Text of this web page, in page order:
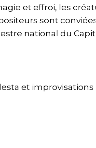
et effroi, les
sont
national du
et improvisations